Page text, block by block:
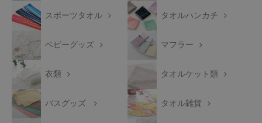
スポーツタオル タオルハンカチ
ベビーグッズ マフラー
衣類 タオルケット類
バスグッズ タオル雑貨